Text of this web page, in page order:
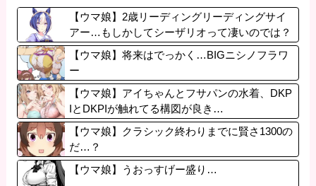
【ウマ娘】2歳リーディングリーディングサイ
アー…もしかしてシーザリオって凄いのでは？
【ウマ娘】将来はでっかく…BIGニシノフラワ
ー
【ウマ娘】アイちゃんとフサパンの水着、DKP
IとDKPIが触れてる構図が良き…
【ウマ娘】クラシック終わりまでに賢さ1300の
だ…？
【ウマ娘】うおっすげー盛り…